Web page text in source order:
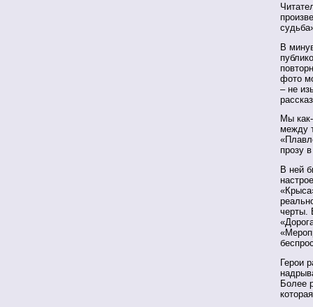
В
фото
– не
Мы
между
прозу
В ней
черты.
Герои
Более